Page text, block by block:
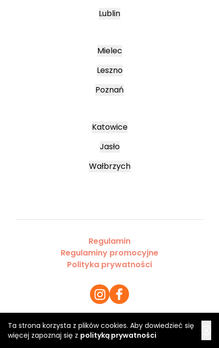
Ta strona korzysta z plików cookies. Aby dowiedzieć się
więcej zapoznaj się z polityką prywatności
Lublin
Mielec
Leszno
Poznań
Katowice
Jasło
Wałbrzych
Regulamin
Regulaminy promocyjne
Polityka prywatności
Copyright 2026 Saloner Sp. z o.o.